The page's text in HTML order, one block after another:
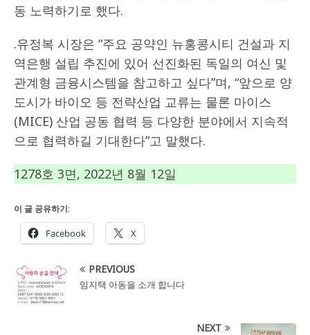
동 노력하기로 했다.
.유정복 시장은 “주요 공약인 뉴홍콩시티 건설과 지
역은행 설립 추진에 있어 선진화된 독일의 여신 및
관계형 금융시스템을 참고하고 싶다”며, “앞으로 양
도시가 바이오 등 전략산업 교류는 물론 마이스
(MICE) 산업 공동 협력 등 다양한 분야에서 지속적
으로 협력하길 기대한다”고 말했다.
1278호 3면, 2022년 8월 12일
이 글 공유하기:
Facebook X
PREVIOUS
임지택 아동을 소개 합니다
NEXT